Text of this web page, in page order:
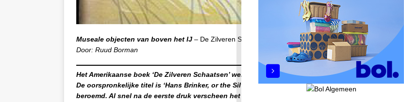
Museale objecten van boven het IJ – De Zilveren Schaatsen
Door: Ruud Borman
Het Amerikaanse boek ‘De Zilveren Schaatsen’ werd in 1865 geschreven door Mary Mapes Dodge.
De oorspronkelijke titel is ‘Hans Brinker, or the Silver Skates. ’Het werd ook buiten Amerika
beroemd. Al snel na de eerste druk verscheen het in Engeland, Frankrijk, Rusland en andere